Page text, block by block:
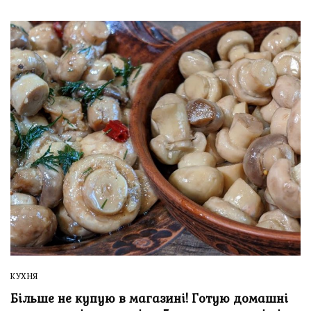
КУХНЯ
Більше не купую в магазині! Готую домашні